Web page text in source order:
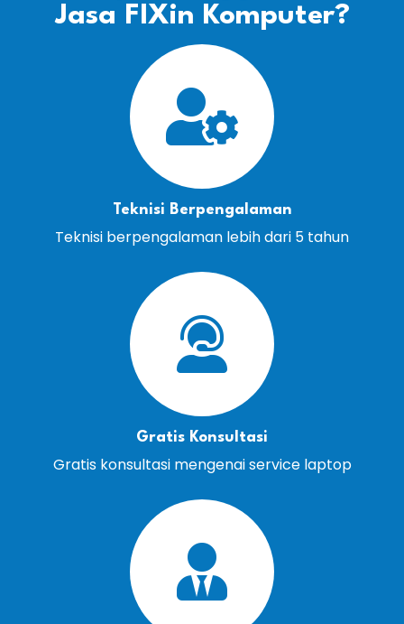
Jasa FIXin Komputer?
Teknisi Berpengalaman
Teknisi berpengalaman lebih dari 5 tahun
Gratis Konsultasi
Gratis konsultasi mengenai service laptop